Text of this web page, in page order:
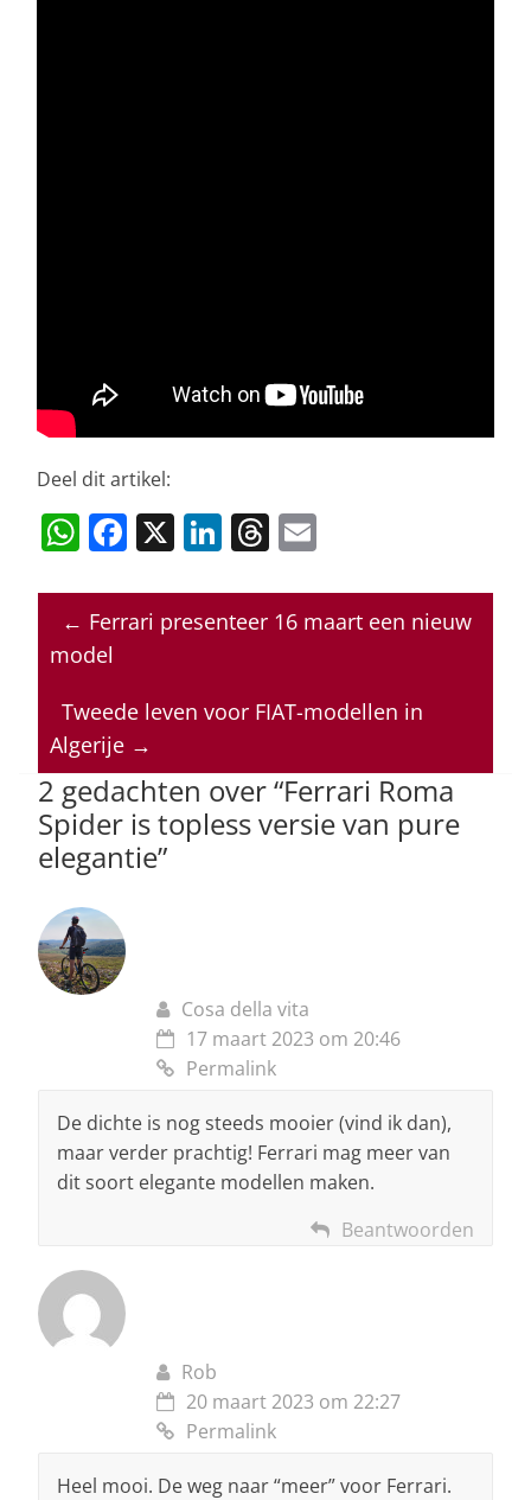
Deel dit artikel:
W
at
s
p
p
F
c
e
o
o
k
X Li
k
e
n
T
re
a
s
ai
l
← Ferrari presenteer 16 maart een nieuw
model
Tweede leven voor FIAT-modellen in
Algerije →
2 gedachten over “Ferrari Roma
Spider is topless versie van pure
elegantie”
Cosa della vita
17 maart 2023 om 20:46
Permalink
De dichte is nog steeds mooier (vind ik dan),
maar verder prachtig! Ferrari mag meer van
dit soort elegante modellen maken.
Beantwoorden
Rob
20 maart 2023 om 22:27
Permalink
Heel mooi. De weg naar “meer” voor Ferrari.